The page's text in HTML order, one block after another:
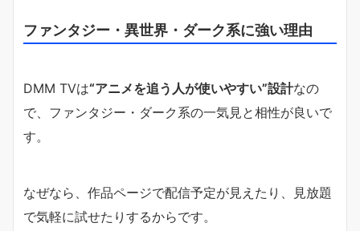
ファンタジー・異世界・ダーク系に強い理由
DMM TVは“アニメを追う人が使いやすい”設計なの
で、ファンタジー・ダーク系の一気見と相性が良いで
す。
なぜなら、作品ページで配信予定が見えたり、見放題
で気軽に試せたりするからです。